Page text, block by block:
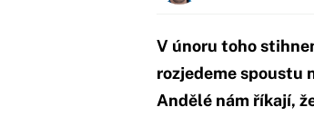
​​​​​​​V únoru toho
rozjedeme spoustu
Andělé nám říkají,